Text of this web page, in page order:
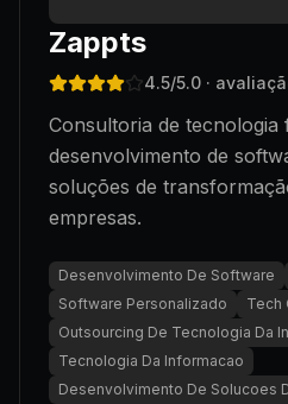
Zappts
4.5/5.0 ·
Consultoria de tecnologia
desenvolvimento de
soluções de
empresas.
Desenvolvimento De Software
Software Personalizado
Tech
Outsourcing De Tecnologia Da
Tecnologia Da Informacao
Desenvolvimento De Solucoes